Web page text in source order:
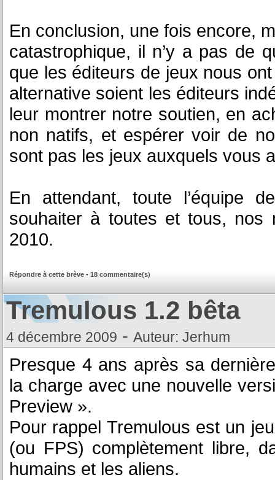
En conclusion, une fois encore,
catastrophique, il n’y a pas de
que les éditeurs de jeux nous
alternative soient les éditeurs
leur montrer notre soutien, en
non natifs, et espérer voir de
sont pas les jeux auxquels vous
En attendant, toute l’équipe
souhaiter à toutes et tous, nos
2010.
Répondre à cette brève - 18 commentaire(s)
Tremulous 1.2 bêta
4 décembre 2009 - Auteur: Jerhum
Presque 4 ans après sa
la charge avec une nouvelle
Preview ».
Pour rappel Tremulous est un
(ou FPS) complètement libre,
humains et les aliens.